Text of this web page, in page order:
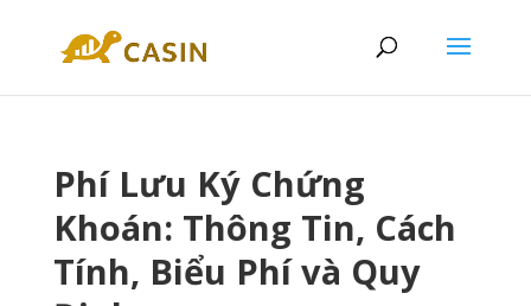
Phí Lưu Ký Chứng
Khoán: Thông Tin, Cách
Tính, Biểu Phí và Quy